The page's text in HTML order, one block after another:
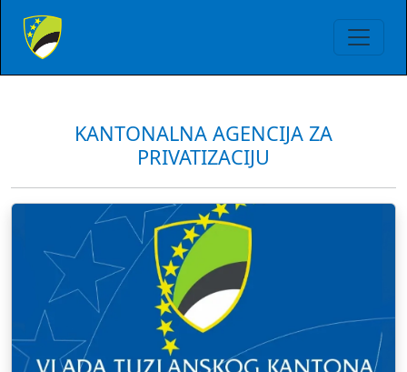
KANTONALNA AGENCIJA ZA
PRIVATIZACIJU